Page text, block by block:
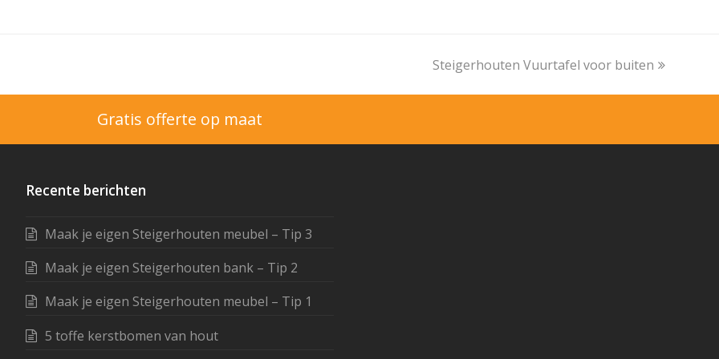
next
Steigerhouten Vuurtafel voor buiten
Gratis offerte op maat
Recente berichten
Maak je eigen Steigerhouten meubel – Tip 3
Maak je eigen Steigerhouten bank – Tip 2
Maak je eigen Steigerhouten meubel – Tip 1
5 toffe kerstbomen van hout